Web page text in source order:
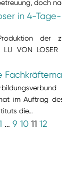
doch
in 4-Tage-
der
VON LOSER
im Auftrag
die…
… 9 10 11 12